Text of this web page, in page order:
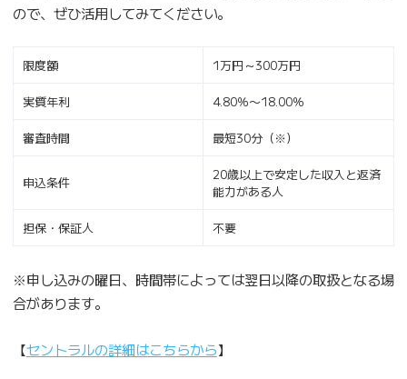
ので、ぜひ活用してみてください。
限度額 1万円～300万円
実質年利 4.80％〜18.00％
審査時間 最短30分（※）
申込条件
20歳以上で安定した収入と返済
能力がある人
担保・保証人 不要
※申し込みの曜日、時間帯によっては翌日以降の取扱となる場
合があります。
【セントラルの詳細はこちらから】